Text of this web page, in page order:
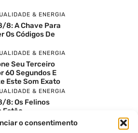
o consentimento
& ENERGIA
8: A Chave Para
Os Códigos De
& ENERGIA
Seu Terceiro
60 Segundos E
Este Som Exato
& ENERGIA
8: Os Felinos
Estão
Antigas